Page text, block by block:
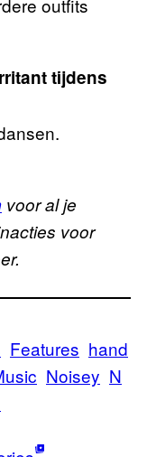
tijdens
voor al je
voor
Features hand
Noisey N